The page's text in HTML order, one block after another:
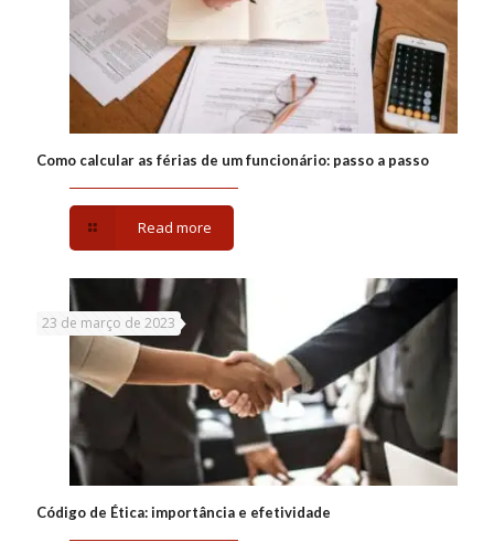
Como calcular as férias de um funcionário: passo a passo
Read more
23 de março de 2023
Código de Ética: importância e efetividade